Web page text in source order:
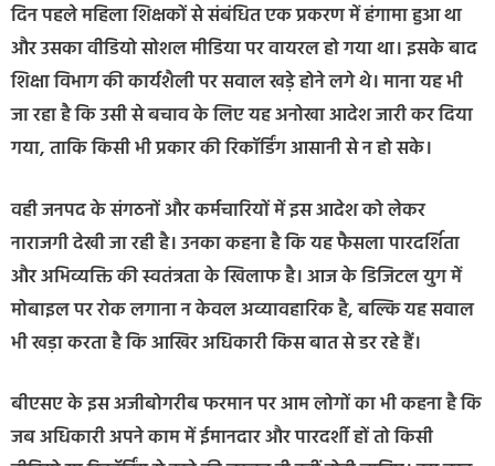
दिन पहले महिला शिक्षकों से संबंधित एक प्रकरण में हंगामा हुआ था
और उसका वीडियो सोशल मीडिया पर वायरल हो गया था। इसके बाद
शिक्षा विभाग की कार्यशैली पर सवाल खड़े होने लगे थे। माना यह भी
जा रहा है कि उसी से बचाव के लिए यह अनोखा आदेश जारी कर दिया
गया, ताकि किसी भी प्रकार की रिकॉर्डिंग आसानी से न हो सके।
वही जनपद के संगठनों और कर्मचारियों में इस आदेश को लेकर
नाराजगी देखी जा रही है। उनका कहना है कि यह फैसला पारदर्शिता
और अभिव्यक्ति की स्वतंत्रता के खिलाफ है। आज के डिजिटल युग में
मोबाइल पर रोक लगाना न केवल अव्यावहारिक है, बल्कि यह सवाल
भी खड़ा करता है कि आखिर अधिकारी किस बात से डर रहे हैं।
बीएसए के इस अजीबोगरीब फरमान पर आम लोगों का भी कहना है कि
जब अधिकारी अपने काम में ईमानदार और पारदर्शी हों तो किसी